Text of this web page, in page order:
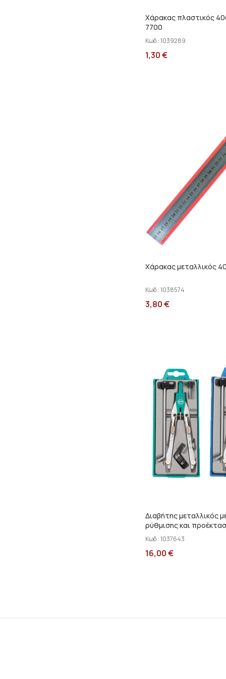
Χάρακας πλαστικός
7700
Κωδ.:1039289
1,30€
Χάρακας μεταλλικός
Κωδ.:1038574
3,80€
Διαβήτης μεταλλικός
ρύθμισης και
αυτόματος Kronos 750
Κωδ.:1037643
16,00€